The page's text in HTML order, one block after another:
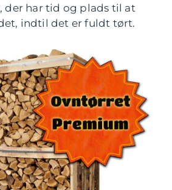
der har tid og plads til at
indtil det er fuldt tørt.